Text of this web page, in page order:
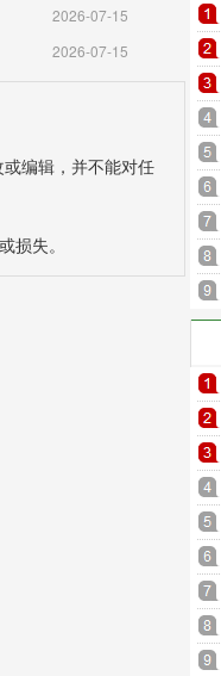
2026-07-15
2026-07-15
编辑，并不能对任
失。